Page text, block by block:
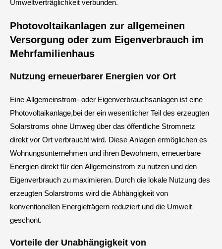
Umweltverträglichkeit verbunden.
Photovoltaikanlagen zur allgemeinen
Versorgung oder zum Eigenverbrauch im
Mehrfamilienhaus
Nutzung erneuerbarer Energien vor Ort
Eine Allgemeinstrom- oder Eigenverbrauchsanlagen ist eine
Photovoltaikanlage,bei der ein wesentlicher Teil des erzeugten
Solarstroms ohne Umweg über das öffentliche Stromnetz
direkt vor Ort verbraucht wird. Diese Anlagen ermöglichen es
Wohnungsunternehmen und ihren Bewohnern, erneuerbare
Energien direkt für den Allgemeinstrom zu nutzen und den
Eigenverbrauch zu maximieren. Durch die lokale Nutzung des
erzeugten Solarstroms wird die Abhängigkeit von
konventionellen Energieträgern reduziert und die Umwelt
geschont.
Vorteile der Unabhängigkeit von